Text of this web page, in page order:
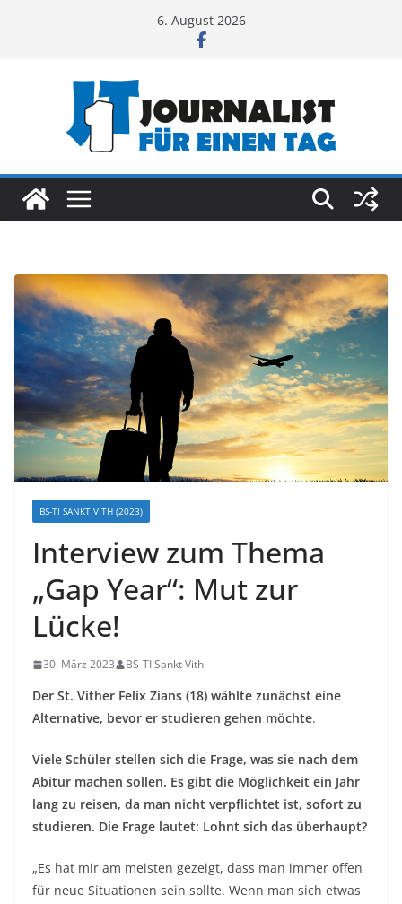
6. August 2026
BS-TI SANKT VITH (2023)
Interview zum Thema
„Gap Year“: Mut zur
Lücke!
30. März 2023 BS-TI Sankt Vith
Der St. Vither Felix Zians (18) wählte zunächst eine
Alternative, bevor er studieren gehen möchte.
Viele Schüler stellen sich die Frage, was sie nach dem
Abitur machen sollen. Es gibt die Möglichkeit ein Jahr
lang zu reisen, da man nicht verpflichtet ist, sofort zu
studieren. Die Frage lautet: Lohnt sich das überhaupt?
„Es hat mir am meisten gezeigt, dass man immer offen
für neue Situationen sein sollte. Wenn man sich etwas